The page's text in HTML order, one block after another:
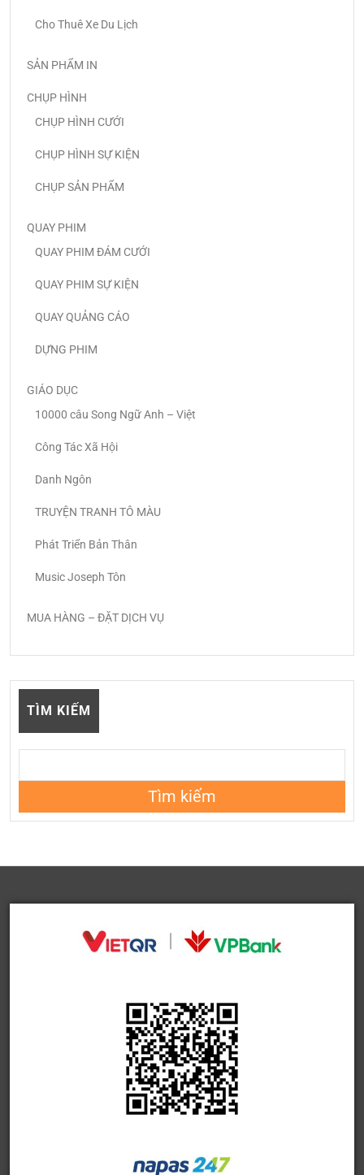
Cho Thuê Xe Du Lịch
SẢN PHẨM IN
CHỤP HÌNH
CHỤP HÌNH CƯỚI
CHỤP HÌNH SỰ KIỆN
CHỤP SẢN PHẨM
QUAY PHIM
QUAY PHIM ĐÁM CƯỚI
QUAY PHIM SỰ KIỆN
QUAY QUẢNG CÁO
DỰNG PHIM
GIÁO DỤC
10000 câu Song Ngữ Anh – Việt
Công Tác Xã Hội
Danh Ngôn
TRUYỆN TRANH TÔ MÀU
Phát Triển Bản Thân
Music Joseph Tôn
MUA HÀNG – ĐẶT DỊCH VỤ
TÌM KIẾM
Tìm kiếm